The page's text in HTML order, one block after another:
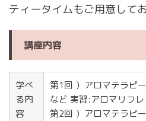
ティータイムもご用意してお
講座内容
学べ
る内
容
第1回 ）アロマテラピ
など 実習:アロマリフ
第2回 ）アロマテラピ